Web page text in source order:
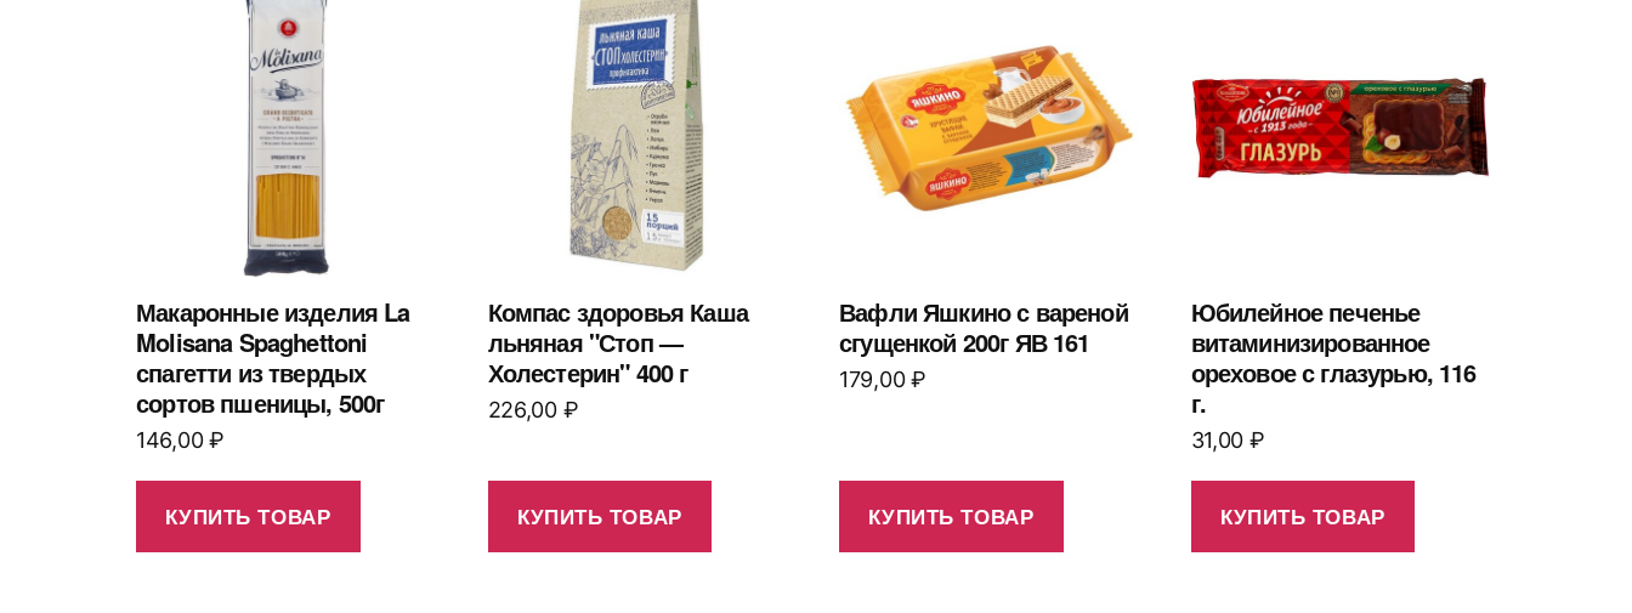
Макаронные изделия La
Molisana Spaghettoni
спагетти из твердых
сортов пшеницы, 500г
146,00₽
КУПИТЬ ТОВАР
Компас здоровья Каша
льняная "Стоп —
Холестерин" 400 г
226,00 ₽
КУПИТЬ ТОВАР
Вафли Яшкино с вареной
сгущенкой 200г ЯВ 161
179,00₽
КУПИТЬ ТОВАР
Юбилейное печенье
витаминизированное
ореховое с глазурью, 116
г.
31,00 ₽
КУПИТЬ ТОВАР